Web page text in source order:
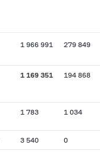
1 966 991 279 849
1 169 351 194 868
1 783 1 034
3 540 0